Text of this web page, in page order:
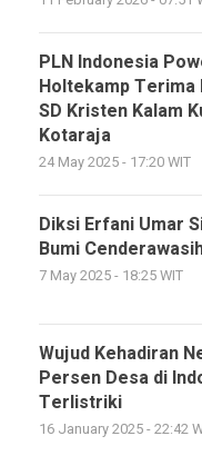
PLN Indonesia
Holtekamp Terima
SD Kristen Kalam
Kotaraja
24 May 2025 - 17:20 WIT
Diksi Erfani Umar
Bumi
7 May 2025 - 18:25 WIT
Wujud Kehadiran
Persen Desa di
Terlistriki
16 January 2025 - 22:42